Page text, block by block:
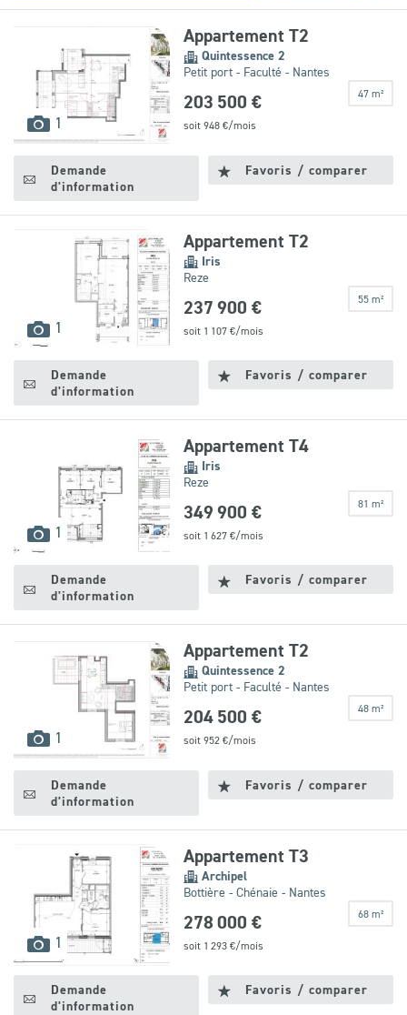
Leaflet |©OpenStreetMapcontributors
1 images
disponibles
Appartement T2
Quintessence 2
Petit port - Faculté - Nantes
47 m²
203 500 €
soit 948€/mois
Demande
d'information
Favoris / comparer
1 images
disponibles
Appartement T2
Iris
Reze
55 m²
237 900 €
soit 1 107€/mois
Demande
d'information
Favoris / comparer
1 images
Appartement T4
Iris
Reze
81 m²
349 900 €
soit 1 627€/mois
Demande
d'information
Favoris / comparer
1 images
disponibles
Appartement T2
Quintessence 2
Petit port - Faculté - Nantes
48 m²
204 500 €
soit 952€/mois
Demande
d'information
Favoris / comparer
1 images
disponibles
Appartement T3
Archipel
Bottière - Chénaie - Nantes
68 m²
278 000 €
soit 1 293€/mois
Demande
d'information
Favoris / comparer